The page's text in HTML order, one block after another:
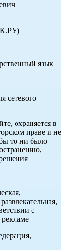
язык
сетевого
охраняется в
праве и не
то ни было
с